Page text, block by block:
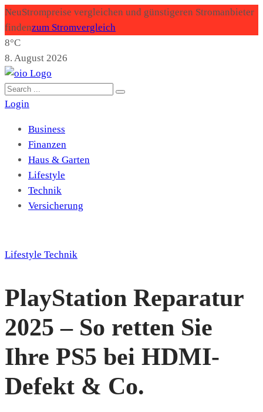
NeuStrompreise vergleichen und günstigeren Stromanbieter
findenzum Stromvergleich
8°C
8. August 2026
Login
Business
Finanzen
Haus & Garten
Lifestyle
Technik
Versicherung
Lifestyle Technik
PlayStation Reparatur
2025 – So retten Sie
Ihre PS5 bei HDMI-
Defekt & Co.